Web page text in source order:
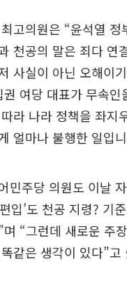
고의원은 “윤석열 정
천공의 말은 죄다 연
사실이 아닌 오해이
권 여당 대표가 무속인
라 나라 정책을 좌지
얼마나 불행한 일입
민주당 의원도 이날
입’도 천공 지령? 기
며 “그런데 새로운 주
같은 생각이 있다”고